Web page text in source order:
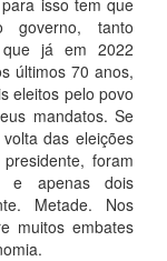
isso tem que
governo, tanto
que já em 2022
últimos 70 anos,
eleitos pelo povo
mandatos. Se
das eleições
foram
e apenas dois
Metade. Nos
muitos embates